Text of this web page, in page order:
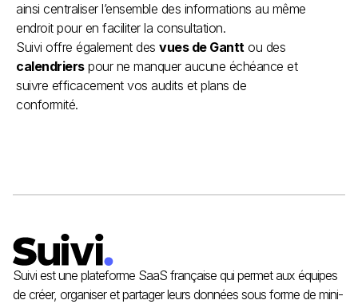
ainsi centraliser l’ensemble des informations au même
endroit pour en faciliter la consultation.
Suivi offre également des vues de Ganttou des
calendrierspour ne manquer aucune échéance et
suivre efficacement vos audits et plans de
conformité.
Suivi est une plateforme SaaS française qui permet aux équipes
de créer, organiser et partager leurs données sous forme de mini-